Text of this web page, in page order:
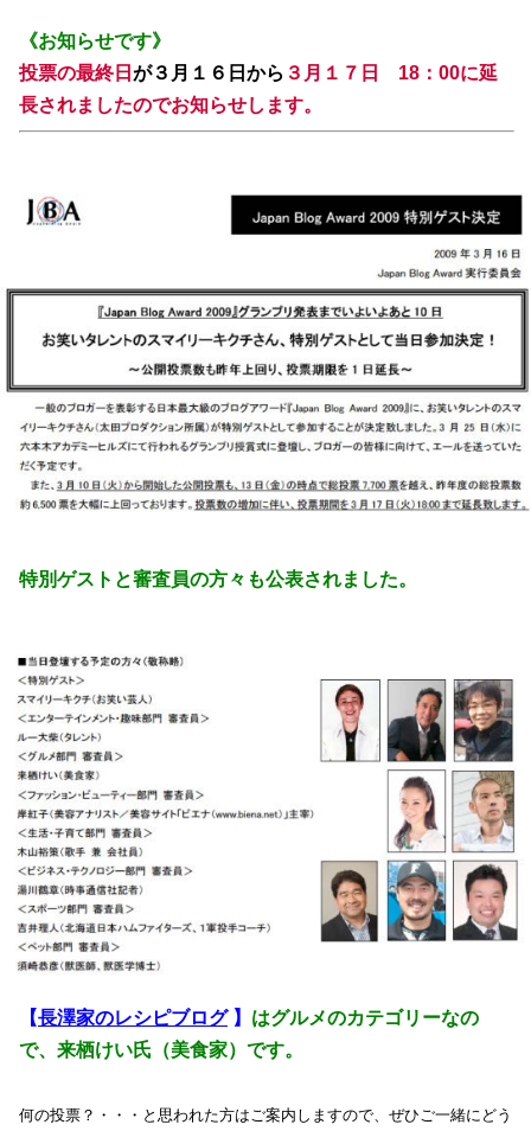
《お知らせです》
投票の最終日 が３月１６日から ３月１７日 18：00に延
長されましたのでお知らせします。
特別ゲストと審査員の方々も公表されました。
【長澤家のレシピブログ 】 はグルメのカテゴリーなの
で、来栖けい氏（美食家）です。
何の投票？・・・と思われた方はご案内しますので、ぜひご一緒にどう